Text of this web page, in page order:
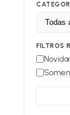
FILTROS